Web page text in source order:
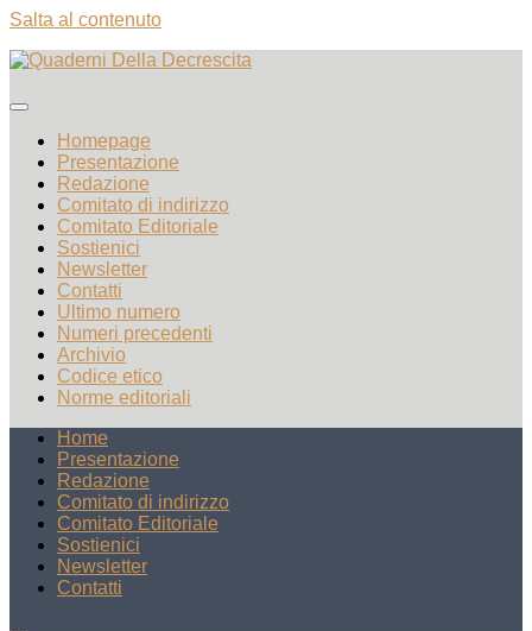
Salta al contenuto
Homepage
Presentazione
Redazione
Comitato di indirizzo
Comitato Editoriale
Sostienici
Newsletter
Contatti
Ultimo numero
Numeri precedenti
Archivio
Codice etico
Norme editoriali
Home
Presentazione
Redazione
Comitato di indirizzo
Comitato Editoriale
Sostienici
Newsletter
Contatti